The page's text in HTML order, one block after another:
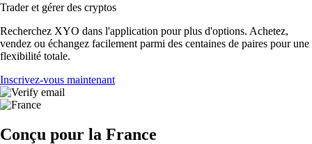
Trader et gérer des cryptos
Recherchez XYO dans l'application pour plus d'options. Achetez,
vendez ou échangez facilement parmi des centaines de paires pour une
flexibilité totale.
Inscrivez-vous maintenant
Conçu pour la France